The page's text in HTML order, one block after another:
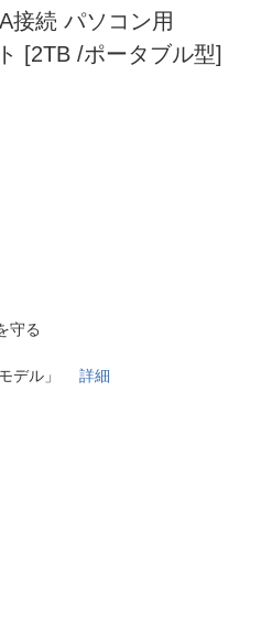
店舗情報・店舗一覧
接続 パソコン用
[2TB /ポータブル型]
守る
モデル」詳細